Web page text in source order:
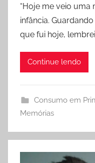
“Hoje me veio
infância.
que fui hoje, lembrei
Continue lendo
Consumo em
Memórias